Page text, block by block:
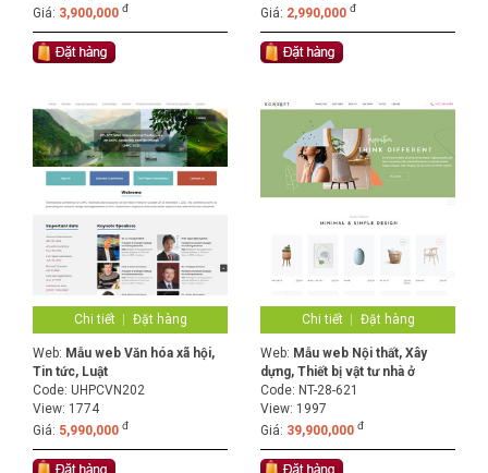
Giá: 3,900,000 đ
Giá: 2,990,000 đ
Chi tiết Đặt hàng
Web: Mẫu web Văn hóa xã hội,
Tin tức, Luật
Code: UHPCVN202
View: 1774
Giá: 5,990,000 đ
Chi tiết Đặt hàng
Web: Mẫu web Nội thất, Xây
dựng, Thiết bị vật tư nhà ở
Code: NT-28-621
View: 1997
Giá: 39,900,000 đ